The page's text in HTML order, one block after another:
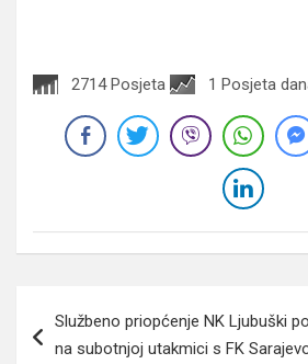
2714 Posjeta 1 Posjeta
članaka
Službeno priopćenje NK Ljubuški
na subotnjoj utakmici s FK